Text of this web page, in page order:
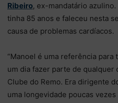
Ribeiro, ex-mandatário azulino.
tinha 85 anos e faleceu nesta
causa de problemas cardíacos.
“Manoel é uma referência
um dia fazer parte de qualquer
Clube do Remo. Era dirigente
uma longevidade poucas